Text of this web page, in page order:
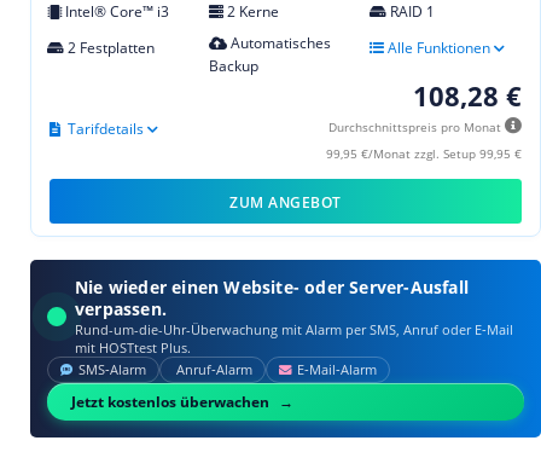
Intel® Core™ i3 2 Kerne
RAID 1
2 Festplatten
Automatisches
Backup
Alle Funktionen
108,28 €
Durchschnittspreis pro Monat
99,95 €/Monat zzgl. Setup 99,95 €
Tarifdetails
ZUM ANGEBOT
Nie wieder einen Website- oder Server-Ausfall
verpassen.
Rund-um-die-Uhr-Überwachung mit Alarm per SMS, Anruf oder E‑Mail
mit HOSTtest Plus.
SMS‑Alarm Anruf‑Alarm E‑Mail‑Alarm
Jetzt kostenlos überwachen